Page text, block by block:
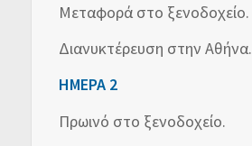
Μεταφορά στο ξενοδοχείο.
Διανυκτέρευση στην Αθήνα.
ΗΜΕΡΑ 2
Πρωινό στο ξενοδοχείο.